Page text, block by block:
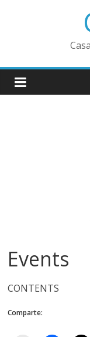
Events
CONTENTS
Comparte: